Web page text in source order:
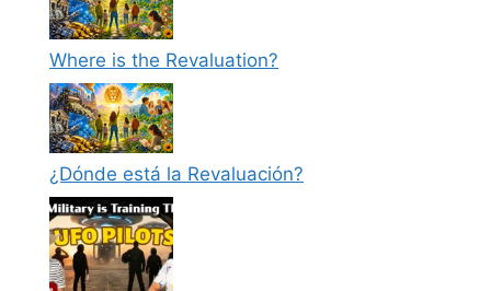
Where is the Revaluation?
¿Dónde está la Revaluación?